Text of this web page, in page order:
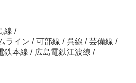
線 /
ライン / 可部線 / 呉線 / 芸備線 /
鉄本線 / 広島電鉄江波線 /